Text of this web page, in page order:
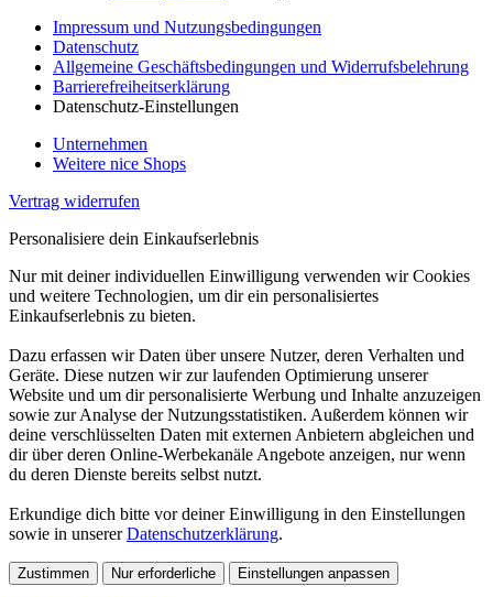
Impressum und Nutzungsbedingungen
Datenschutz
Allgemeine Geschäftsbedingungen und Widerrufsbelehrung
Barrierefreiheitserklärung
Datenschutz-Einstellungen
Unternehmen
Weitere nice Shops
Vertrag widerrufen
Personalisiere dein Einkaufserlebnis
Nur mit deiner individuellen Einwilligung verwenden wir Cookies
und weitere Technologien, um dir ein personalisiertes
Einkaufserlebnis zu bieten.
Dazu erfassen wir Daten über unsere Nutzer, deren Verhalten und
Geräte. Diese nutzen wir zur laufenden Optimierung unserer
Website und um dir personalisierte Werbung und Inhalte anzuzeigen
sowie zur Analyse der Nutzungsstatistiken. Außerdem können wir
deine verschlüsselten Daten mit externen Anbietern abgleichen und
dir über deren Online-Werbekanäle Angebote anzeigen, nur wenn
du deren Dienste bereits selbst nutzt.
Erkundige dich bitte vor deiner Einwilligung in den Einstellungen
sowie in unsererDatenschutzerklärung.
Zustimmen Nur erforderliche Einstellungen anpassen